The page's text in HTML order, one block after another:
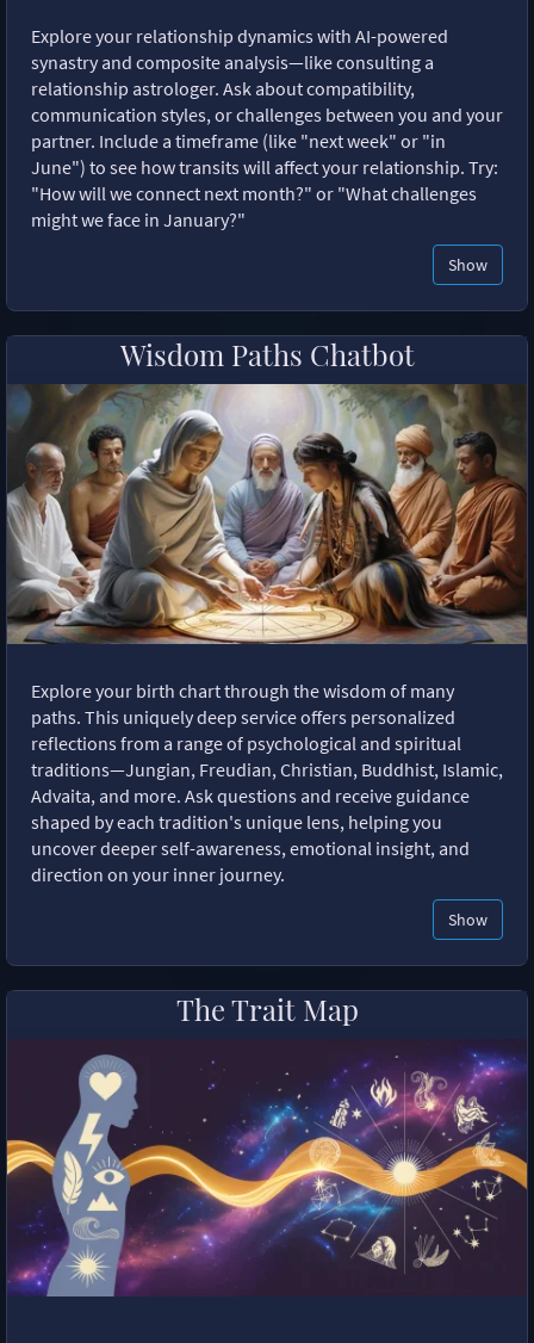
Explore your relationship dynamics with AI-powered
synastry and composite analysis—like consulting a
relationship astrologer. Ask about compatibility,
communication styles, or challenges between you and your
partner. Include a timeframe (like "next week" or "in
June") to see how transits will affect your relationship. Try:
"How will we connect next month?" or "What challenges
might we face in January?"
Show
Wisdom Paths Chatbot
Explore your birth chart through the wisdom of many
paths. This uniquely deep service offers personalized
reflections from a range of psychological and spiritual
traditions—Jungian, Freudian, Christian, Buddhist, Islamic,
Advaita, and more. Ask questions and receive guidance
shaped by each tradition's unique lens, helping you
uncover deeper self-awareness, emotional insight, and
direction on your inner journey.
Show
The Trait Map